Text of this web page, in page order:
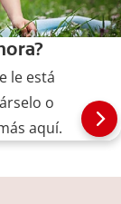
le está
o
aquí.